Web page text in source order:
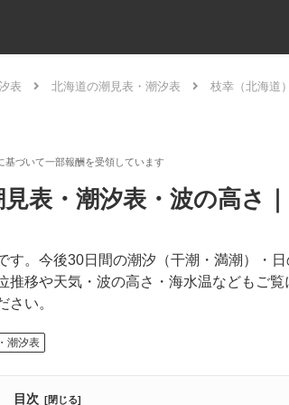
表 北海道の潮見表・潮汐表 枝幸（北海道
表・潮汐表・波の高さ｜
す。今後30日間の潮汐（干潮・満潮）・
推移や天気・波の高さ・海水温などもご
さい。
潮汐表
目次